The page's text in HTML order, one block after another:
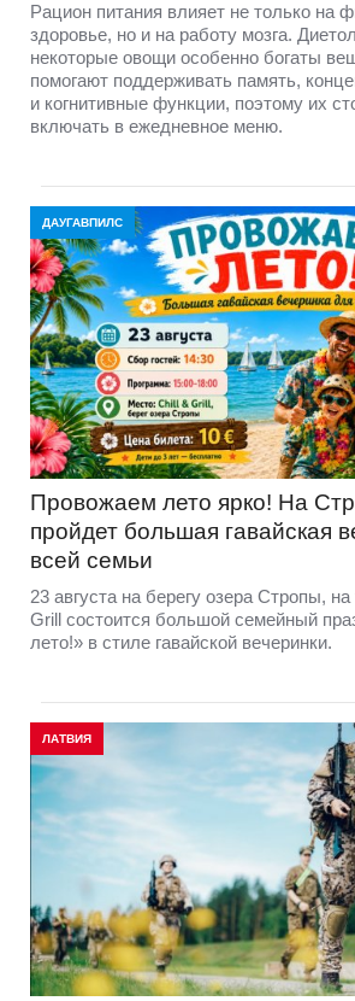
Рацион питания влияет не только на
здоровье, но и на работу мозга.
некоторые овощи особенно богаты
помогают поддерживать память,
и когнитивные функции, поэтому их
включать в ежедневное меню.
ДАУГАВПИЛС
Провожаем лето ярко! На
пройдет большая гавайская
всей семьи
23 августа на берегу озера Стропы,
Grill состоится большой семейный
лето!» в стиле гавайской вечеринки.
ЛАТВИЯ